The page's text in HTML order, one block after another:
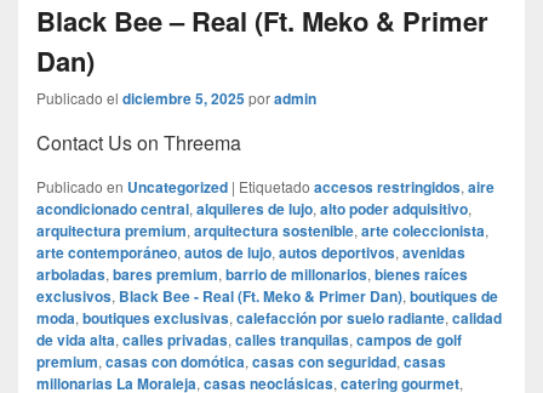
Black Bee – Real (Ft. Meko & Primer
Dan)
Publicado el diciembre 5, 2025poradmin
Contact Us on Threema
Publicado en Uncategorized | Etiquetado accesos restringidos, aire
acondicionado central, alquileres de lujo, alto poder adquisitivo,
arquitectura premium, arquitectura sostenible, arte coleccionista,
arte contemporáneo, autos de lujo, autos deportivos, avenidas
arboladas, bares premium, barrio de millonarios, bienes raíces
exclusivos, Black Bee - Real (Ft. Meko & Primer Dan), boutiques de
moda, boutiques exclusivas, calefacción por suelo radiante, calidad
de vida alta, calles privadas, calles tranquilas, campos de golf
premium, casas con domótica, casas con seguridad, casas
millonarias La Moraleja, casas neoclásicas, catering gourmet,